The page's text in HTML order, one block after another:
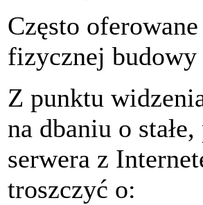
Często
fizycznej
Z punktu
na dbaniu o
serwera z
troszczyć o: